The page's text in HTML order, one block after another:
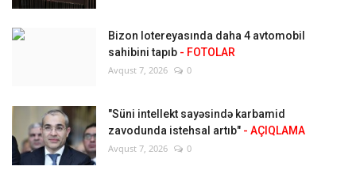
Bizon lotereyasında daha 4 avtomobil
sahibini tapıb - FOTOLAR
Avqust 7, 2026 0
"Süni intellekt sayəsində karbamid
zavodunda istehsal artıb" - AÇIQLAMA
Avqust 7, 2026 0